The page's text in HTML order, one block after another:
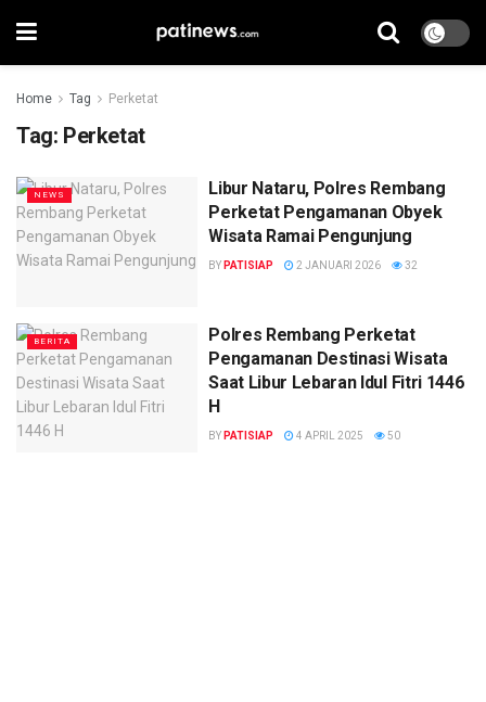
Home Tag Perketat
Tag: Perketat
NEWS
Libur Nataru, Polres Rembang
Perketat Pengamanan Obyek
Wisata Ramai Pengunjung
BY PATISIAP 2 JANUARI 2026 32
BERITA
Polres Rembang Perketat
Pengamanan Destinasi Wisata
Saat Libur Lebaran Idul Fitri 1446
H
BY PATISIAP 4 APRIL 2025 50